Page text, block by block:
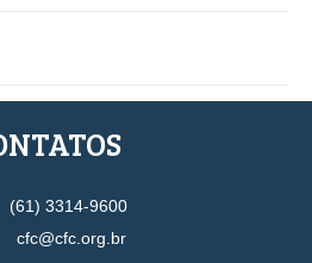
(61) 3314-9600
cfc@cfc.org.br